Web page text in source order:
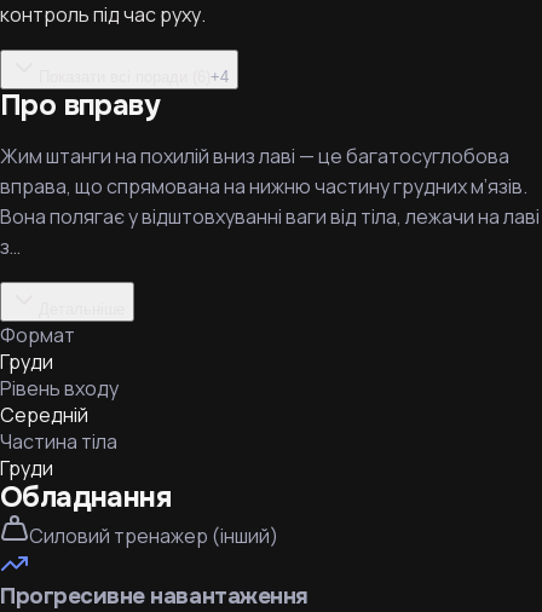
контроль під час руху.
+4
Про вправу
Жим штанги на похилій вниз лаві — це багатосуглобова
вправа, що спрямована на нижню частину грудних м’язів.
Вона полягає у відштовхуванні ваги від тіла, лежачи на лаві
з…
Формат
Груди
Рівень входу
Середній
Частина тіла
Груди
Обладнання
Силовий тренажер (інший)
Прогресивне навантаження